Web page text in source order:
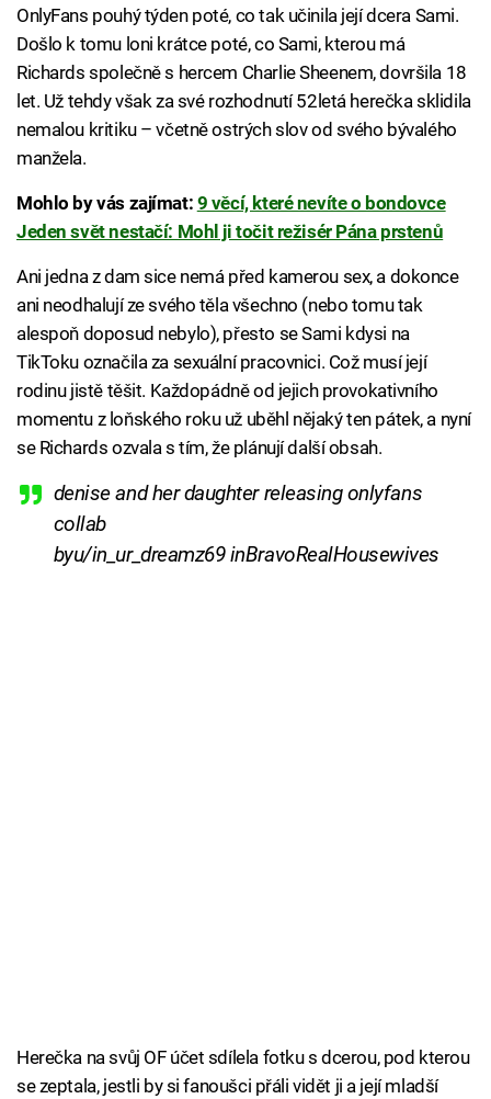
OnlyFans pouhý týden poté, co tak učinila její dcera Sami.
Došlo k tomu loni krátce poté, co Sami, kterou má
Richards společně s hercem Charlie Sheenem, dovršila 18
let. Už tehdy však za své rozhodnutí 52letá herečka sklidila
nemalou kritiku – včetně ostrých slov od svého bývalého
manžela.
Mohlo by vás zajímat: 9 věcí, které nevíte o bondovce
Jeden svět nestačí: Mohl ji točit režisér Pána prstenů
Ani jedna z dam sice nemá před kamerou sex, a dokonce
ani neodhalují ze svého těla všechno (nebo tomu tak
alespoň doposud nebylo), přesto se Sami kdysi na
TikToku označila za sexuální pracovnici. Což musí její
rodinu jistě těšit. Každopádně od jejich provokativního
momentu z loňského roku už uběhl nějaký ten pátek, a nyní
se Richards ozvala s tím, že plánují další obsah.
denise and her daughter releasing onlyfans
collab
byu/in_ur_dreamz69inBravoRealHousewives
Herečka na svůj OF účet sdílela fotku s dcerou, pod kterou
se zeptala, jestli by si fanoušci přáli vidět ji a její mladší